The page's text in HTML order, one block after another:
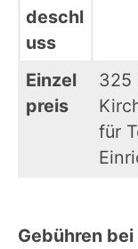
deschl
uss
Einzel
preis
325
für
Gebühren